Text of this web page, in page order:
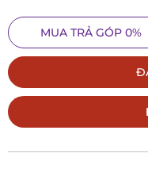
MUA TRẢ GÓP 0%